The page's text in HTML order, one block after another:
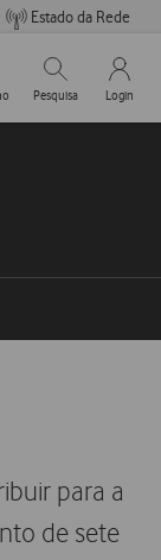
Estado da Rede
de compras
Pesquisar
Pesquisa
My
Login
para a
de sete